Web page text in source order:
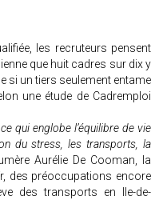
les recruteurs pensent
que huit cadres sur dix y
si un tiers seulement entame
une étude de Cadremploi
qui englobe l’équilibre de vie
du stress, les transports, la
Aurélie De Cooman, la
des préoccupations encore
des transports en Ile-de-